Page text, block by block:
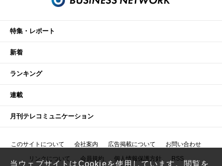
特集・レポート
新着
ランキング
連載
月刊テレコミュニケーション
このサイトについて 会社案内 広告掲載について お問い合わせ
リンクについて 会員規約 個人情報保護方針 RSS
当ウェブサイトはCookieを使用しています。閲覧を